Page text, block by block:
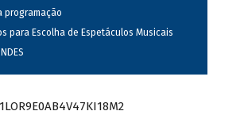
programação
para Escolha de Espetáculos Musicais